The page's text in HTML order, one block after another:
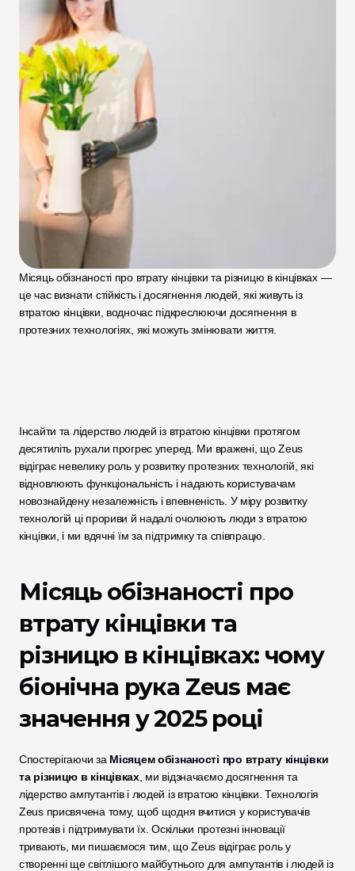
Місяць обізнаності про втрату кінцівки та різницю в кінцівках —
це час визнати стійкість і досягнення людей, які живуть із
втратою кінцівки, водночас підкреслюючи досягнення в
протезних технологіях, які можуть змінювати життя.
Інсайти та лідерство людей із втратою кінцівки протягом
десятиліть рухали прогрес уперед. Ми вражені, що Zeus
відіграє невелику роль у розвитку протезних технологій, які
відновлюють функціональність і надають користувачам
новознайдену незалежність і впевненість. У міру розвитку
технологій ці прориви й надалі очолюють люди з втратою
кінцівки, і ми вдячні їм за підтримку та співпрацю.
Місяць обізнаності про
втрату кінцівки та
різницю в кінцівках: чому
біонічна рука Zeus має
значення у 2025 році
Спостерігаючи за Місяцем обізнаності про втрату кінцівки
та різницю в кінцівках, ми відзначаємо досягнення та
лідерство ампутантів і людей із втратою кінцівки. Технологія
Zeus присвячена тому, щоб щодня вчитися у користувачів
протезів і підтримувати їх. Оскільки протезні інновації
тривають, ми пишаємося тим, що Zeus відіграє роль у
створенні ще світлішого майбутнього для ампутантів і людей із